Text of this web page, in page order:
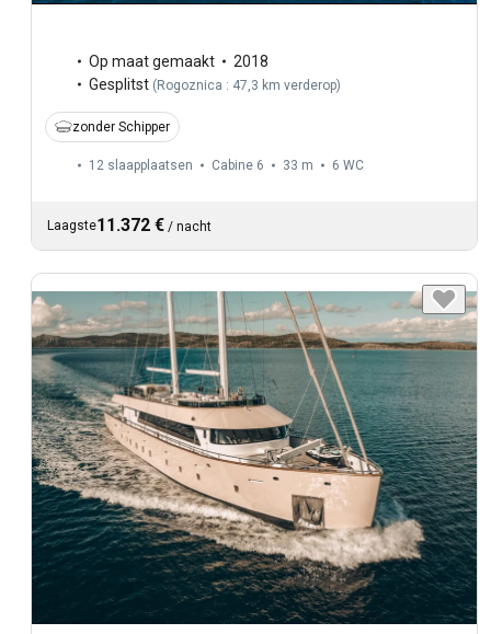
Op maat gemaakt
2018
Gesplitst (Rogoznica : 47,3 km verderop)
zonder Schipper
12 slaapplaatsen Cabine 6 33 m 6 WC
Laagste11.372 € / nacht